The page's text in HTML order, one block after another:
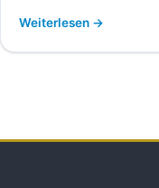
Weiterlesen